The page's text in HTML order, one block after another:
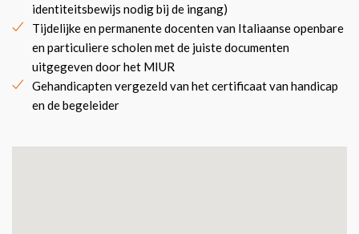
identiteitsbewijs nodig bij de ingang)
Tijdelijke en permanente docenten van Italiaanse openbare
en particuliere scholen met de juiste documenten
uitgegeven door het MIUR
Gehandicapten vergezeld van het certificaat van handicap
en de begeleider